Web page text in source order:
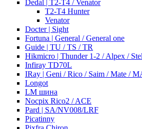
Dedal | T2-T4 / Venator
T2-T4 Hunter
Venator
Docter | Sight
Fortuna | General / General one
Guide | TU / TS / TR
Hikmicro | Thunder 1-2 / Alpex /
Infiray TD70L
IRay | Geni / Rico / Saim / Mate /
Longot
LM шина
Nocpix Rico2 / ACE
Pard | SA/NV008/LRF
Picatinny